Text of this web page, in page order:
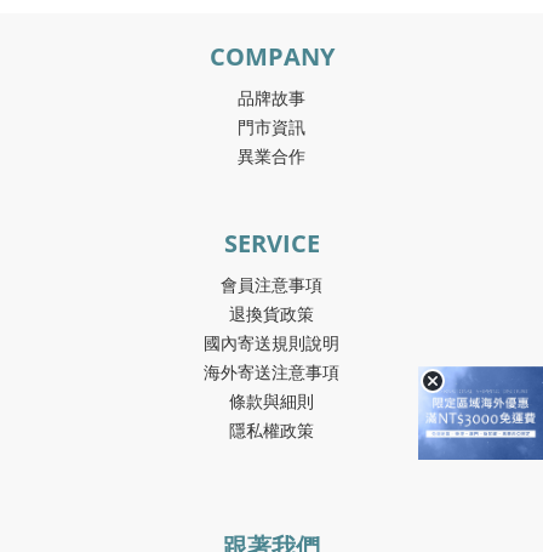
COMPANY
品牌故事
門市資訊
異業合作
SERVICE
會員注意事項
退換貨政策
國內寄送規則說明
海外寄送注意事項
條款與細則
隱私權政策